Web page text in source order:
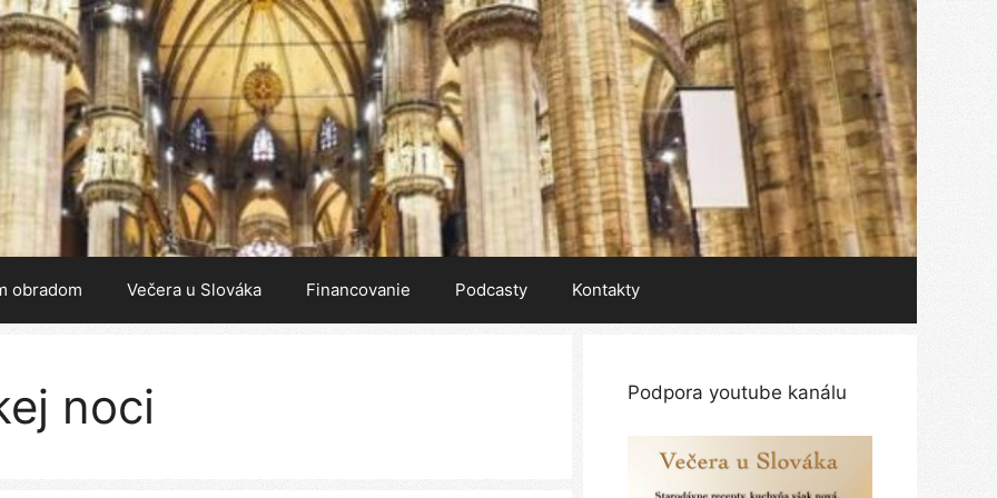
obradom Večera u Slováka Financovanie Podcasty Kontakty
noci Podpora youtube kanálu